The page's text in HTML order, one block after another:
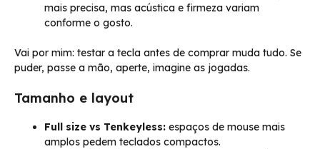
mais precisa, mas acústica e firmeza variam
conforme o gosto.
Vai por mim: testar a tecla antes de comprar muda tudo. Se
puder, passe a mão, aperte, imagine as jogadas.
Tamanho e layout
Full size vs Tenkeyless: espaços de mouse mais
amplos pedem teclados compactos.